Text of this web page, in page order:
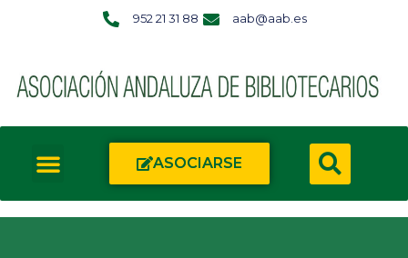
952 21 31 88 aab@aab.es
ASOCIARSE